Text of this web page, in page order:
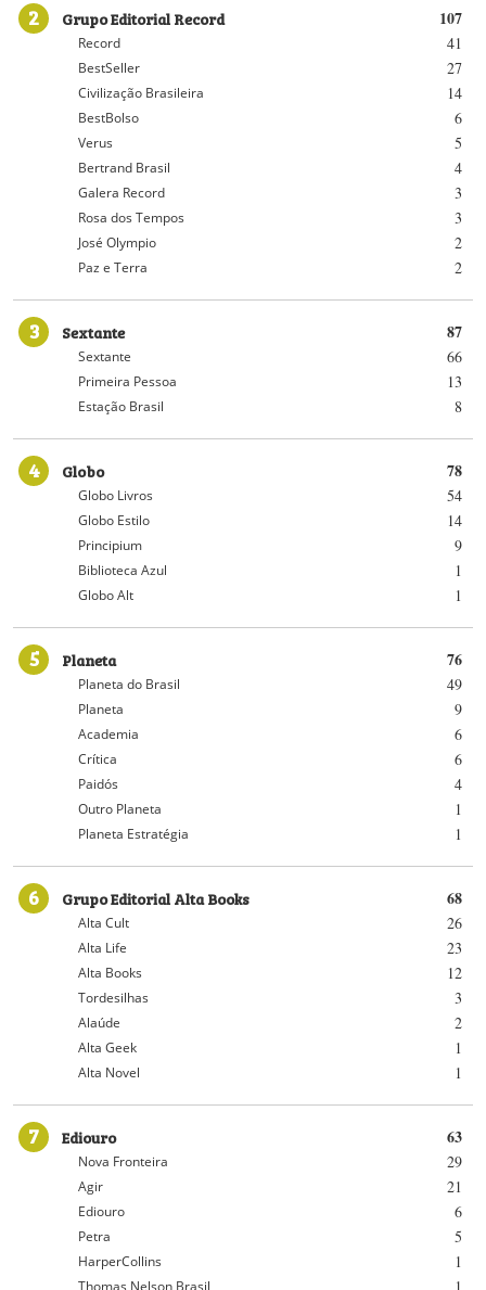
2 107
Grupo Editorial Record
41
Record
27
BestSeller
14
Civilização Brasileira
6
BestBolso
5
Verus
4
Bertrand Brasil
3
Galera Record
3
Rosa dos Tempos
2
José Olympio
2
Paz e Terra
3 87
Sextante
66
Sextante
13
Primeira Pessoa
8
Estação Brasil
4 78
Globo
54
Globo Livros
14
Globo Estilo
9
Principium
1
Biblioteca Azul
1
Globo Alt
5 76
Planeta
49
Planeta do Brasil
9
Planeta
6
Academia
6
Crítica
4
Paidós
1
Outro Planeta
1
Planeta Estratégia
6 68
Grupo Editorial Alta Books
26
Alta Cult
23
Alta Life
12
Alta Books
3
Tordesilhas
2
Alaúde
1
Alta Geek
1
Alta Novel
7 63
Ediouro
29
Nova Fronteira
21
Agir
6
Ediouro
5
Petra
1
HarperCollins